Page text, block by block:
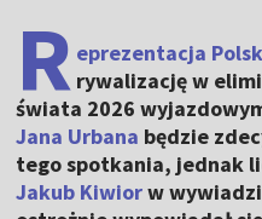
R eprezentacja
rywalizację w
świata 2026
Jana Urbana będzie
tego spotkania, jednak
Jakub Kiwiorw